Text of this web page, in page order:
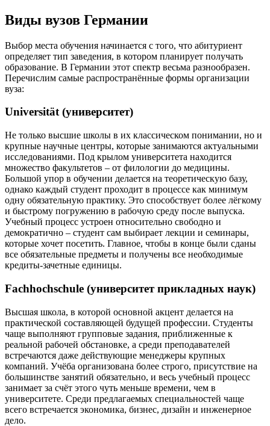
Виды вузов Германии
Выбор места обучения начинается с того, что абитуриент
определяет тип заведения, в котором планирует получать
образование. В Германии этот спектр весьма разнообразен.
Перечислим самые распространённые формы организации
вуза:
Universität (университет)
Не только высшие школы в их классическом понимании, но и
крупные научные центры, которые занимаются актуальными
исследованиями. Под крылом университета находится
множество факультетов – от филологии до медицины.
Большой упор в обучении делается на теоретическую базу,
однако каждый студент проходит в процессе как минимум
одну обязательную практику. Это способствует более лёгкому
и быстрому погружению в рабочую среду после выпуска.
Учебный процесс устроен относительно свободно и
демократично – студент сам выбирает лекции и семинары,
которые хочет посетить. Главное, чтобы в конце были сданы
все обязательные предметы и получены все необходимые
кредиты-зачетные единицы.
Fachhochschule (университет прикладных наук)
Высшая школа, в которой основной акцент делается на
практической составляющей будущей профессии. Студенты
чаще выполняют групповые задания, приближенные к
реальной рабочей обстановке, а среди преподавателей
встречаются даже действующие менеджеры крупных
компаний. Учёба организована более строго, присутствие на
большинстве занятий обязательно, и весь учебный процесс
занимает за счёт этого чуть меньше времени, чем в
университете. Среди предлагаемых специальностей чаще
всего встречается экономика, бизнес, дизайн и инженерное
дело.